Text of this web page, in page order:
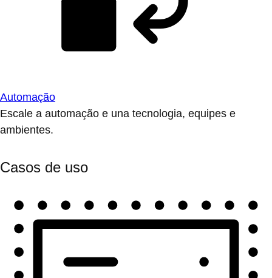
Automação
Escale a automação e una tecnologia, equipes e
ambientes.
Casos de uso